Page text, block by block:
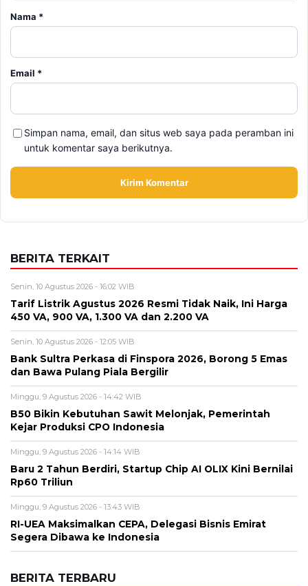
Nama *
Email *
Simpan nama, email, dan situs web saya pada peramban ini
untuk komentar saya berikutnya.
BERITA TERKAIT
Senin, 10 Agustus 2026 - 16:02 WIB
Tarif Listrik Agustus 2026 Resmi Tidak Naik, Ini Harga
450 VA, 900 VA, 1.300 VA dan 2.200 VA
Senin, 10 Agustus 2026 - 12:05 WIB
Bank Sultra Perkasa di Finspora 2026, Borong 5 Emas
dan Bawa Pulang Piala Bergilir
Minggu, 9 Agustus 2026 - 14:42 WIB
B50 Bikin Kebutuhan Sawit Melonjak, Pemerintah
Kejar Produksi CPO Indonesia
Minggu, 9 Agustus 2026 - 14:14 WIB
Baru 2 Tahun Berdiri, Startup Chip AI OLIX Kini Bernilai
Rp60 Triliun
Minggu, 9 Agustus 2026 - 13:43 WIB
RI-UEA Maksimalkan CEPA, Delegasi Bisnis Emirat
Segera Dibawa ke Indonesia
BERITA TERBARU